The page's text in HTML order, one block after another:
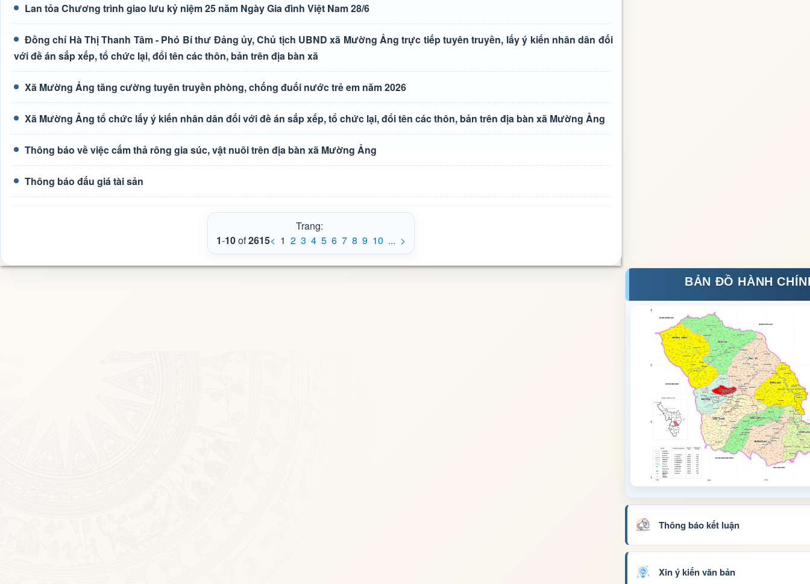
Lan tỏa Chương trình giao lưu kỷ niệm 25 năm Ngày Gia đình Việt Nam 28/6
Đồng chí Hà Thị Thanh Tâm - Phó Bí thư Đảng ủy, Chủ tịch UBND xã Mường Ảng trực tiếp tuyên truyền, lấy ý kiến nhân dân đối
với đề án sắp xếp, tổ chức lại, đổi tên các thôn, bản trên địa bàn xã
Xã Mường Ảng tăng cường tuyên truyền phòng, chống đuối nước trẻ em năm 2026
Xã Mường Ảng tổ chức lấy ý kiến nhân dân đối với đề án sắp xếp, tổ chức lại, đổi tên các thôn, bản trên địa bàn xã Mường Ảng
Thông báo về việc cấm thả rông gia súc, vật nuôi trên địa bàn xã Mường Ảng
Thông báo đấu giá tài sản
Trang:
1-10of2615< 1 2 3 4 5 6 7 8 9 10 ... >
BẢN ĐỒ HÀNH
Thông báo kết luận
Xin ý kiến văn bản